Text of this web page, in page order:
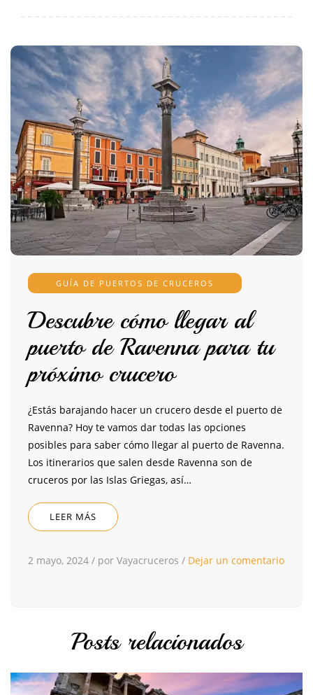
GUÍA DE PUERTOS DE CRUCEROS
Descubre cómo llegar al
puerto de Ravenna para tu
próximo crucero
¿Estás barajando hacer un crucero desde el puerto de
Ravenna? Hoy te vamos dar todas las opciones
posibles para saber cómo llegar al puerto de Ravenna.
Los itinerarios que salen desde Ravenna son de
cruceros por las Islas Griegas, así…
LEER MÁS
2 mayo, 2024 / por Vayacruceros / Dejar un comentario
Posts relacionados